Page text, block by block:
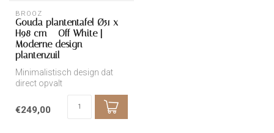
BROOZ
Gouda plantentafel Ø51 x
H98 cm – Off-White |
Moderne design
plantenzuil
Minimalistisch design dat
direct opvalt
€249,00